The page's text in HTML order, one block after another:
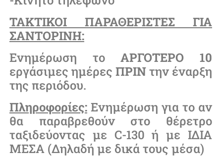
ΤΑΚΤΙΚΟΙ ΠΑΡΑΘΕΡΙΣΤΕΣ ΓΙΑ
ΣΑΝΤΟΡΙΝΗ:
Ενημέρωση τοΑΡΓΟΤΕΡΟ
10
εργάσιμες ημέρες ΠΡΙΝτην έναρξη
της περιόδου.
Πληροφορίες: Ενημέρωση για το αν
θα παραβρεθούν στο θέρετρο
ταξιδεύοντας με C-130 ή με ΙΔΙΑ
ΜΕΣΑ (Δηλαδή με δικά τους μέσα)